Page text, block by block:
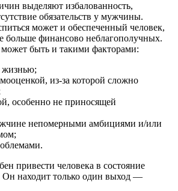
выделяют избалованность,
обязательств у мужчины.
может и обеспеченный человек,
больше финансово неблагополучных.
быть и такими факторами:
жизнью;
из-за которой сложно
особенно не приносящей
непомерными амбициями и/или
привести человека в состояние
Он находит только один выход —